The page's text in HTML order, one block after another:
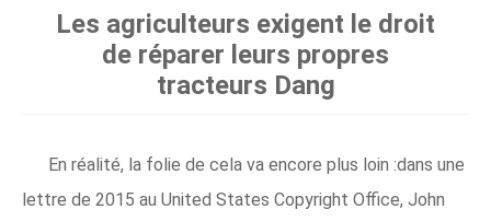
Les agriculteurs exigent le droit
de réparer leurs propres
tracteurs Dang
En réalité, la folie de cela va encore plus loin :dans une
lettre de 2015 au United States Copyright Office, John